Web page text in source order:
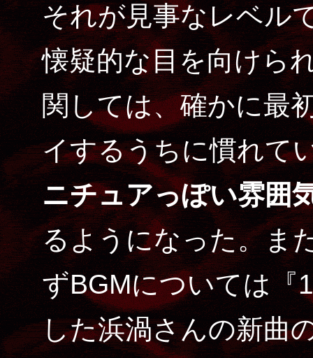
それが見事なレベル
懐疑的な目を向けら
関しては、確かに最
イするうちに慣れて
ニチュアっぽい雰囲
るようになった。ま
ずBGMについては『
した浜渦さんの新曲